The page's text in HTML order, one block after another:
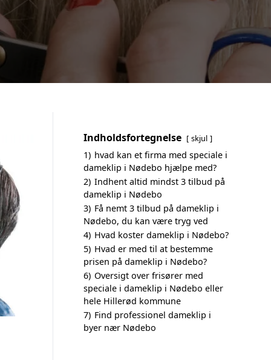
Indholdsfortegnelse skjul
1) hvad kan et firma med speciale i
dameklip i Nødebo hjælpe med?
2) Indhent altid mindst 3 tilbud på
dameklip i Nødebo
3) Få nemt 3 tilbud på dameklip i
Nødebo, du kan være tryg ved
4) Hvad koster dameklip i Nødebo?
5) Hvad er med til at bestemme
prisen på dameklip i Nødebo?
6) Oversigt over frisører med
speciale i dameklip i Nødebo eller
hele Hillerød kommune
7) Find professionel dameklip i
byer nær Nødebo